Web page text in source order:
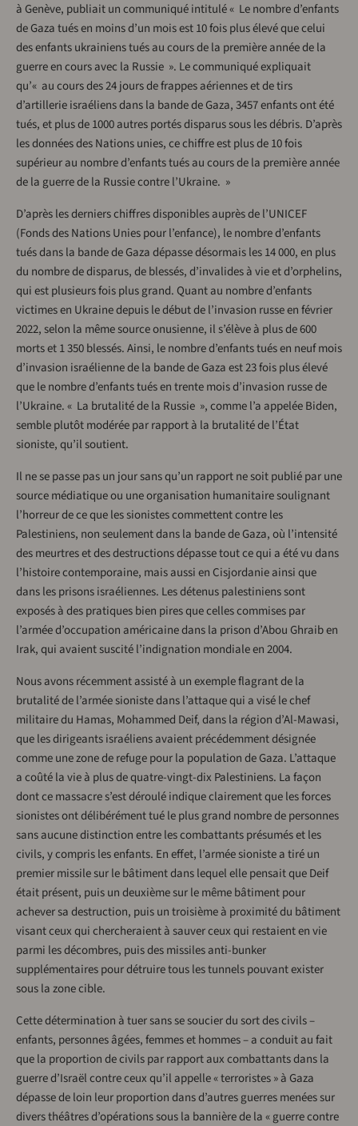
à Genève, publiait un communiqué intitulé « Le nombre d’enfants
de Gaza tués en moins d’un mois est 10 fois plus élevé que celui
des enfants ukrainiens tués au cours de la première année de la
guerre en cours avec la Russie ». Le communiqué expliquait
qu’« au cours des 24 jours de frappes aériennes et de tirs
d’artillerie israéliens dans la bande de Gaza, 3457 enfants ont été
tués, et plus de 1000 autres portés disparus sous les débris. D’après
les données des Nations unies, ce chiffre est plus de 10 fois
supérieur au nombre d’enfants tués au cours de la première année
de la guerre de la Russie contre l’Ukraine. »
D’après les derniers chiffres disponibles auprès de l’UNICEF
(Fonds des Nations Unies pour l’enfance), le nombre d’enfants
tués dans la bande de Gaza dépasse désormais les 14 000, en plus
du nombre de disparus, de blessés, d’invalides à vie et d’orphelins,
qui est plusieurs fois plus grand. Quant au nombre d’enfants
victimes en Ukraine depuis le début de l’invasion russe en février
2022, selon la même source onusienne, il s’élève à plus de 600
morts et 1 350 blessés. Ainsi, le nombre d’enfants tués en neuf mois
d’invasion israélienne de la bande de Gaza est 23 fois plus élevé
que le nombre d’enfants tués en trente mois d’invasion russe de
l’Ukraine. « La brutalité de la Russie », comme l’a appelée Biden,
semble plutôt modérée par rapport à la brutalité de l’État
sioniste, qu’il soutient.
Il ne se passe pas un jour sans qu’un rapport ne soit publié par une
source médiatique ou une organisation humanitaire soulignant
l’horreur de ce que les sionistes commettent contre les
Palestiniens, non seulement dans la bande de Gaza, où l’intensité
des meurtres et des destructions dépasse tout ce qui a été vu dans
l’histoire contemporaine, mais aussi en Cisjordanie ainsi que
dans les prisons israéliennes. Les détenus palestiniens sont
exposés à des pratiques bien pires que celles commises par
l’armée d’occupation américaine dans la prison d’Abou Ghraib en
Irak, qui avaient suscité l’indignation mondiale en 2004.
Nous avons récemment assisté à un exemple flagrant de la
brutalité de l’armée sioniste dans l’attaque qui a visé le chef
militaire du Hamas, Mohammed Deif, dans la région d’Al-Mawasi,
que les dirigeants israéliens avaient précédemment désignée
comme une zone de refuge pour la population de Gaza. L’attaque
a coûté la vie à plus de quatre-vingt-dix Palestiniens. La façon
dont ce massacre s’est déroulé indique clairement que les forces
sionistes ont délibérément tué le plus grand nombre de personnes
sans aucune distinction entre les combattants présumés et les
civils, y compris les enfants. En effet, l’armée sioniste a tiré un
premier missile sur le bâtiment dans lequel elle pensait que Deif
était présent, puis un deuxième sur le même bâtiment pour
achever sa destruction, puis un troisième à proximité du bâtiment
visant ceux qui chercheraient à sauver ceux qui restaient en vie
parmi les décombres, puis des missiles anti-bunker
supplémentaires pour détruire tous les tunnels pouvant exister
sous la zone cible.
Cette détermination à tuer sans se soucier du sort des civils –
enfants, personnes âgées, femmes et hommes – a conduit au fait
que la proportion de civils par rapport aux combattants dans la
guerre d’Israël contre ceux qu’il appelle « terroristes » à Gaza
dépasse de loin leur proportion dans d’autres guerres menées sur
divers théâtres d’opérations sous la bannière de la « guerre contre